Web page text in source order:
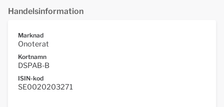
Handelsinformation
Marknad
Onoterat
Kortnamn
DSPAB-B
ISIN-kod
SE0020203271